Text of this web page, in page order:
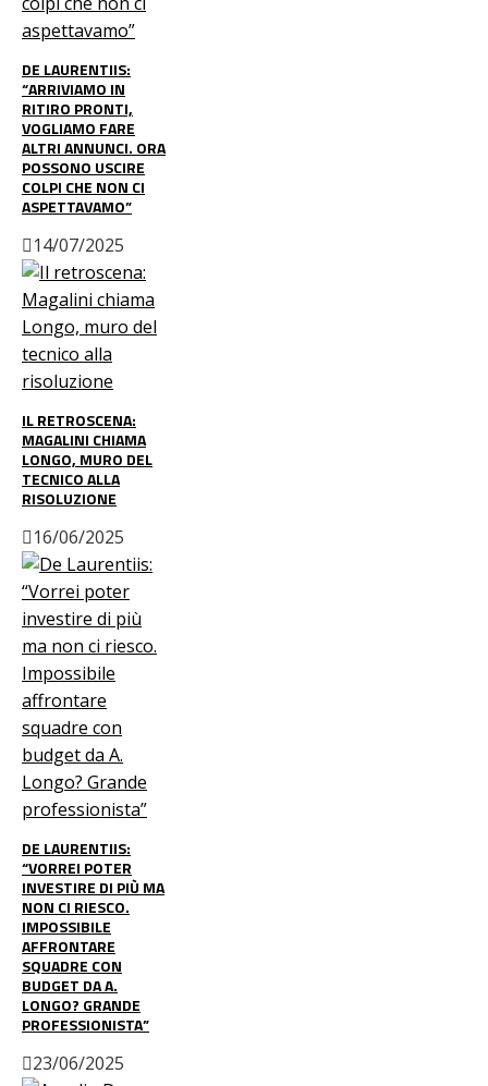
DE LAURENTIIS:
“ARRIVIAMO IN
RITIRO PRONTI,
VOGLIAMO FARE
ALTRI ANNUNCI. ORA
POSSONO USCIRE
COLPI CHE NON CI
ASPETTAVAMO”
14/07/2025
IL RETROSCENA:
MAGALINI CHIAMA
LONGO, MURO DEL
TECNICO ALLA
RISOLUZIONE
16/06/2025
DE LAURENTIIS:
“VORREI POTER
INVESTIRE DI PIÙ MA
NON CI RIESCO.
IMPOSSIBILE
AFFRONTARE
SQUADRE CON
BUDGET DA A.
LONGO? GRANDE
PROFESSIONISTA”
23/06/2025